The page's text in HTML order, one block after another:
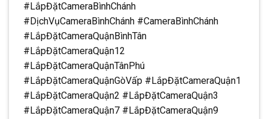
#LắpĐặtCameraBìnhChánh
#DịchVụCameraBìnhChánh #CameraBìnhChánh
#LắpĐặtCameraQuậnBìnhTân
#LắpĐặtCameraQuận12
#LắpĐặtCameraQuậnTânPhú
#LắpĐặtCameraQuậnGòVấp #LắpĐặtCameraQuận1
#LắpĐặtCameraQuận2 #LắpĐặtCameraQuận3
#LắpĐặtCameraQuận7 #LắpĐặtCameraQuận9